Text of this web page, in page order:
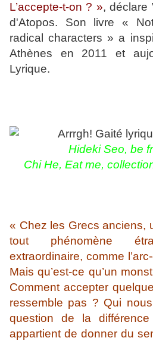
L’accepte-t-on ? », déclare
d'Atopos. Son livre «
radical characters » a
Athènes en 2011 et
Lyrique.
Hideki Seo, be
Chi He, Eat me,
« Chez les Grecs anciens,
tout phénomène
extraordinaire, comme
Mais qu’est-ce qu’un
Comment accepter
ressemble pas ? Qui
question de la
appartient de donner du